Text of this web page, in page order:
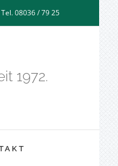
08036 / 79 25
1972.